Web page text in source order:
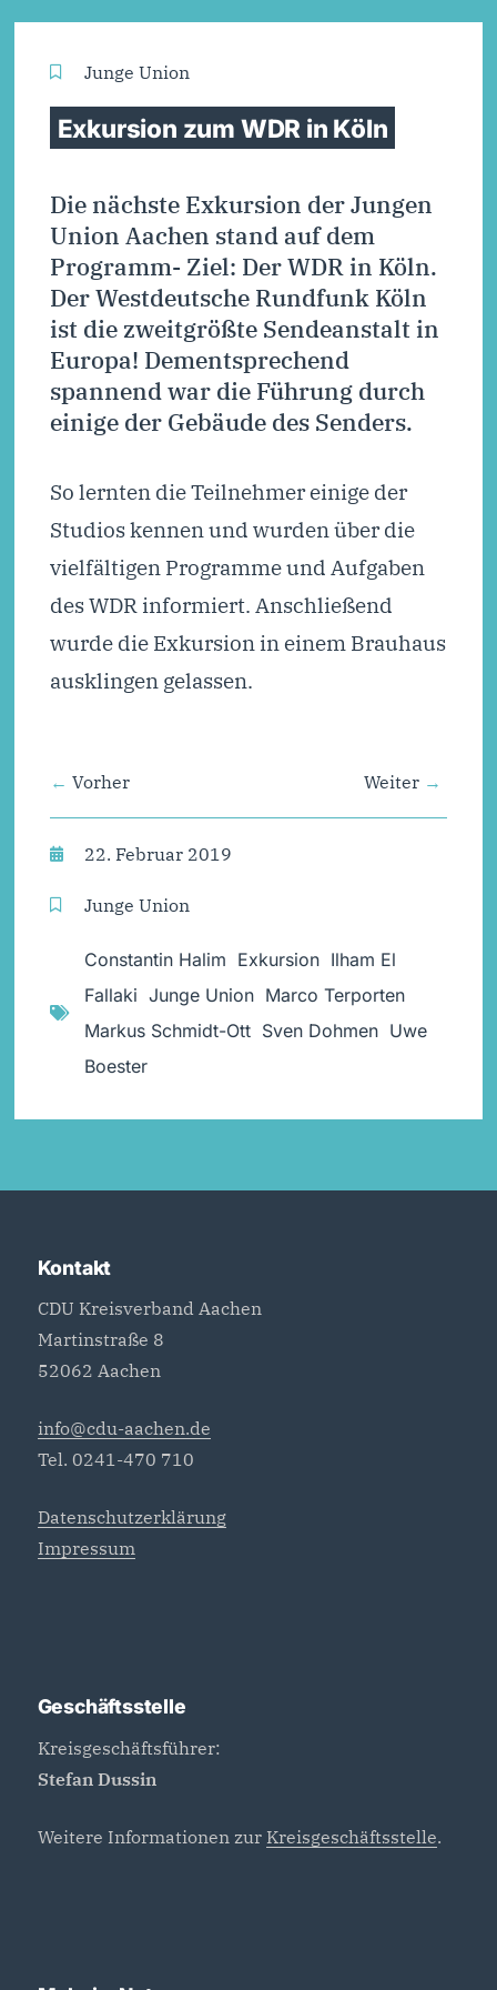
Junge Union
Exkursion zum WDR in Köln
Die nächste Exkursion der Jungen
Union Aachen stand auf dem
Programm- Ziel: Der WDR in Köln.
Der Westdeutsche Rundfunk Köln
ist die zweitgrößte Sendeanstalt in
Europa! Dementsprechend
spannend war die Führung durch
einige der Gebäude des Senders.
So lernten die Teilnehmer einige der
Studios kennen und wurden über die
vielfältigen Programme und Aufgaben
des WDR informiert. Anschließend
wurde die Exkursion in einem Brauhaus
ausklingen gelassen.
Vorher Weiter
22. Februar 2019
Junge Union
Constantin Halim Exkursion, Ilham El
Fallaki Junge Union, Marco Terporten,
Markus Schmidt-Ott, Sven Dohmen, Uwe
Boester
Kontakt
CDU Kreisverband Aachen
Martinstraße 8
52062 Aachen
info@cdu-aachen.de
Tel. 0241-470 710
Datenschutzerklärung
Impressum
Geschäftsstelle
Kreisgeschäftsführer:
Stefan Dussin
Weitere Informationen zur Kreisgeschäftsstelle.